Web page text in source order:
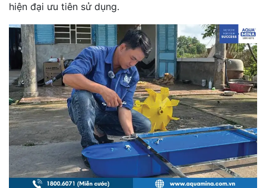
hiện đại ưu tiên sử dụng.